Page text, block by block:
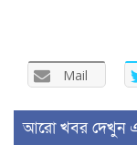
Mail
আরো খবর দেখুন